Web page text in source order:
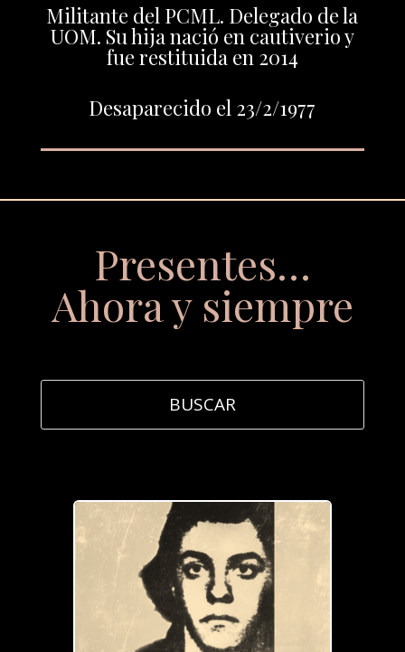
Militante del PCML. Delegado de la
UOM. Su hija nació en cautiverio y
fue restituida en 2014
Desaparecido el 23/2/1977
Presentes…
Ahora y siempre